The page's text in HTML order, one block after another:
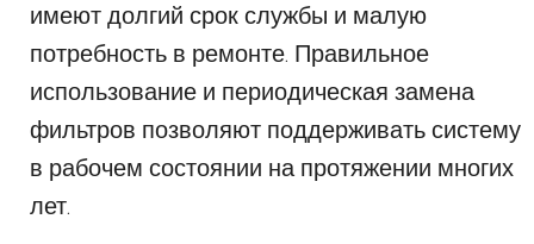
имеют долгий срок службы и малую
потребность в ремонте. Правильное
использование и периодическая замена
фильтров позволяют поддерживать систему
в рабочем состоянии на протяжении многих
лет.